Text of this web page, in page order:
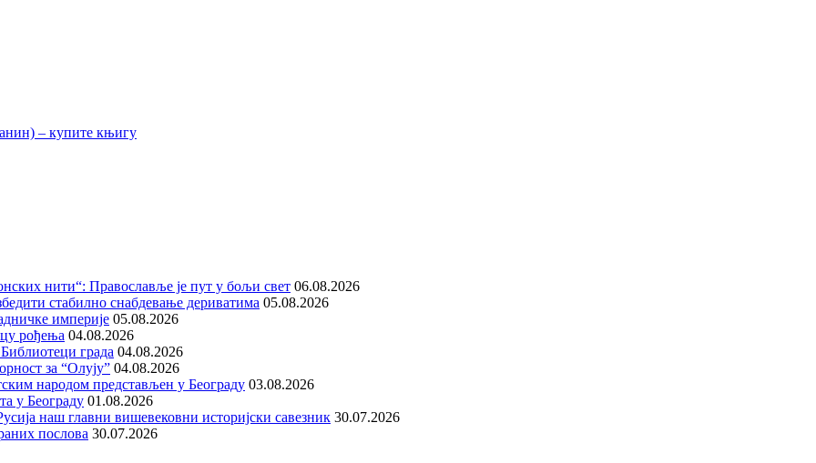
нити“: Православље је пут у бољи свет 06.08.2026
стабилно снабдевање дериватима 05.08.2026
империје 05.08.2026
рођења 04.08.2026
града 04.08.2026
за “Олују” 04.08.2026
народом представљен у Београду 03.08.2026
у Београду 01.08.2026
наш главни вишевековни историјски савезник 30.07.2026
послова 30.07.2026